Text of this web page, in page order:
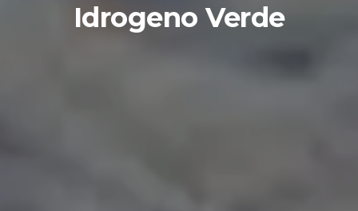
Idrogeno Verde